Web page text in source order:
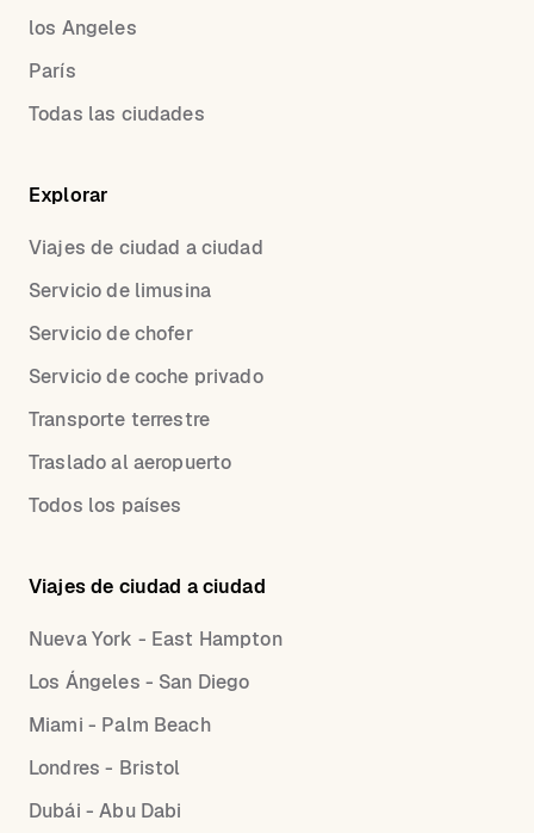
los Angeles
París
Todas las ciudades
Explorar
Viajes de ciudad a ciudad
Servicio de limusina
Servicio de chofer
Servicio de coche privado
Transporte terrestre
Traslado al aeropuerto
Todos los países
Viajes de ciudad a ciudad
Nueva York - East Hampton
Los Ángeles - San Diego
Miami - Palm Beach
Londres - Bristol
Dubái - Abu Dabi